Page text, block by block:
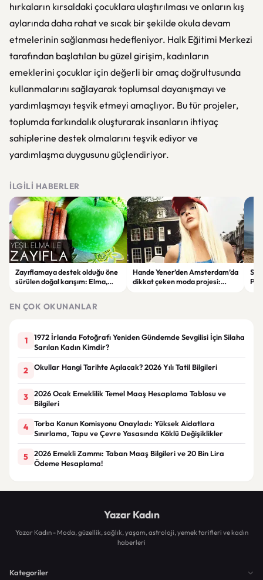
hırkaların kırsaldaki çocuklara ulaştırılması ve onların kış
aylarında daha rahat ve sıcak bir şekilde okula devam
etmelerinin sağlanması hedefleniyor. Halk Eğitimi Merkezi
tarafından başlatılan bu güzel girişim, kadınların
emeklerini çocuklar için değerli bir amaç doğrultusunda
kullanmalarını sağlayarak toplumsal dayanışmayı ve
yardımlaşmayı teşvik etmeyi amaçlıyor. Bu tür projeler,
toplumda farkındalık oluşturarak insanların ihtiyaç
sahiplerine destek olmalarını teşvik ediyor ve
yardımlaşma duygusunu güçlendiriyor.
İLGILI HABERLER
Zayıflamaya destek olduğu öne
sürülen doğal karışım: Elma,
Hande Yener’den Amsterdam’da
dikkat çeken moda projesi:
EN ÇOK OKUNANLAR
1
1972 İrlanda Fotoğrafı Yeniden Gündemde Sevgilisi İçin Silaha
Sarılan Kadın Kimdir?
2 Okullar Hangi Tarihte Açılacak? 2026 Yılı Tatil Bilgileri
3
2026 Ocak Emeklilik Temel Maaş Hesaplama Tablosu ve
Bilgileri
4
Torba Kanun Komisyonu Onayladı: Yüksek Aidatlara
Sınırlama, Tapu ve Çevre Yasasında Köklü Değişiklikler
5
2026 Emekli Zammı: Taban Maaş Bilgileri ve 20 Bin Lira
Ödeme Hesaplama!
Yazar Kadın
Yazar Kadın - Moda, güzellik, sağlık, yaşam, astroloji, yemek tarifleri ve kadın
haberleri
Kategoriler